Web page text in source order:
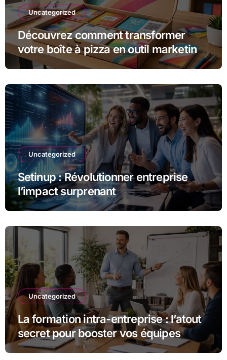
Uncategorized
Découvrez comment transformer
votre boîte à pizza en outil marketing
unique
Uncategorized
Setinup : Révolutionner entreprise
l’impact surprenant
Uncategorized
La formation intra-entreprise : l’atout
secret pour booster vos équipes